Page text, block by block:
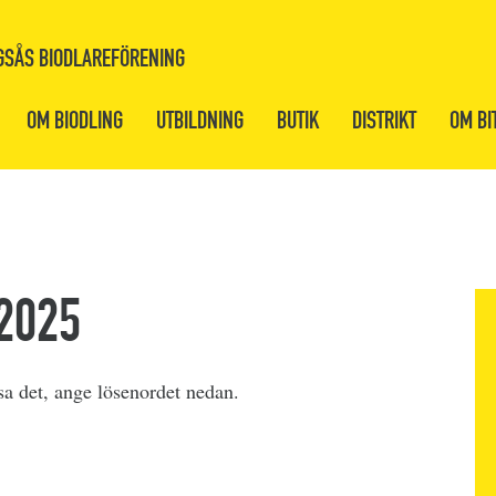
BIODLAREFÖRENING
OM BIODLING UTBILDNING BUTIK DISTRIKT OM
det, ange lösenordet nedan.